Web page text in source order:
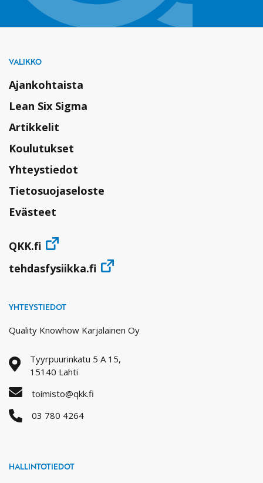
VALIKKO
Ajankohtaista
Lean Six Sigma
Artikkelit
Koulutukset
Yhteystiedot
Tietosuojaseloste
Evästeet
QKK.fi
tehdasfysiikka.fi
YHTEYSTIEDOT
Quality Knowhow Karjalainen Oy
Tyyrpuurinkatu 5 A 15,
15140 Lahti
toimisto@qkk.fi
03 780 4264
HALLINTOTIEDOT